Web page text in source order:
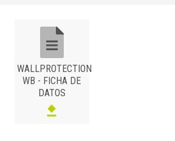
químicos de limpieza. Disponible en las
Blanco puro/Gris pastel (P11/22), Blanco/
Gris/Gris pastel (P22/22).
WALLPROTECTION
WB - FICHA DE
DATOS